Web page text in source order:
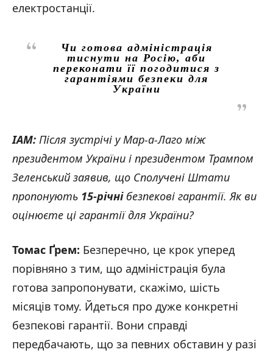
електростанції.
Чи готова адміністрація
тиснути на Росію, аби
переконати її погодитися з
гарантіями безпеки для
України
IAM: Після зустрічі у Мар-а-Лаго між
президентом України і президентом Трампом
Зеленський заявив, що Сполучені Штати
пропонують 15-річні безпекові гарантії. Як ви
оцінюєте ці гарантії для України?
Томас Ґрем: Безперечно, це крок уперед
порівняно з тим, що адміністрація була
готова запропонувати, скажімо, шість
місяців тому. Йдеться про дуже конкретні
безпекові гарантії. Вони справді
передбачають, що за певних обставин у разі